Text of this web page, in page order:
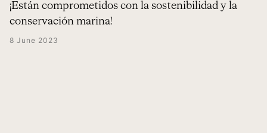
¡Están comprometidos con la sostenibilidad y la
conservación marina!
8 June 2023